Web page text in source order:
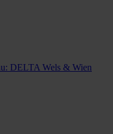
DELTA Wels & Wien